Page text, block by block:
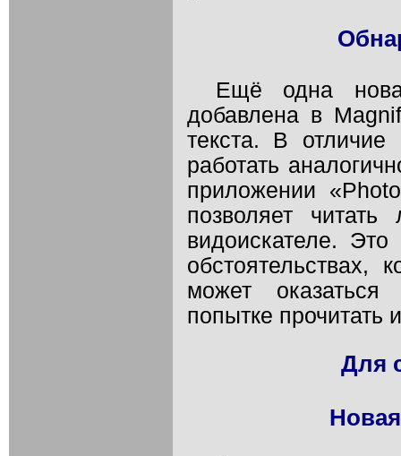
Ещё одна
добавлена в
текста. В
работать
приложении
позволяет
видоискателе.
обстоятельствах,
может
попытке прочитать
Для